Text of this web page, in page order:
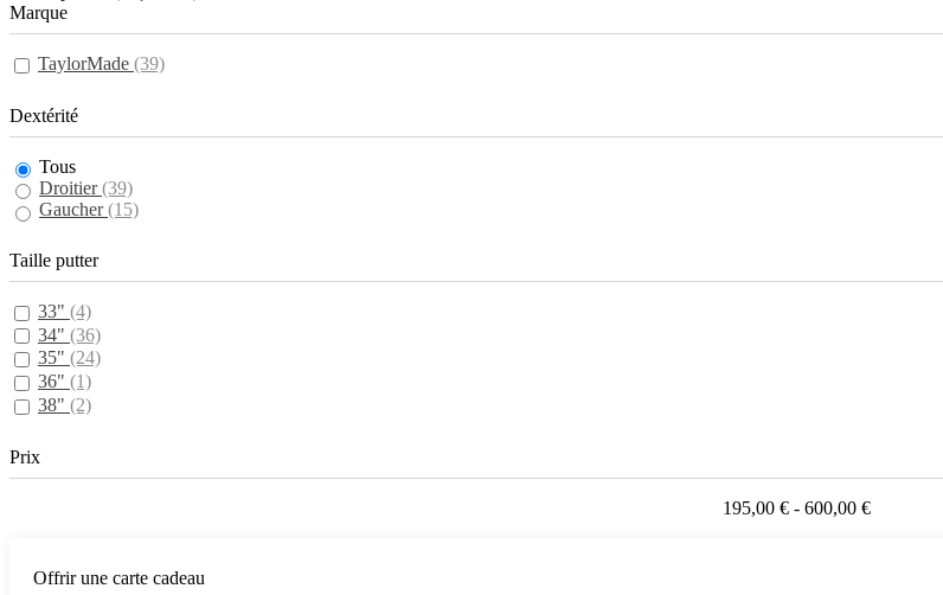
Marque
TaylorMade (39)
Dextérité
Tous
Droitier(39)
Gaucher(15)
Taille putter
33" (4)
34" (36)
35" (24)
36" (1)
38" (2)
Prix
195,00 € - 600,00 €
Offrir une carte cadeau